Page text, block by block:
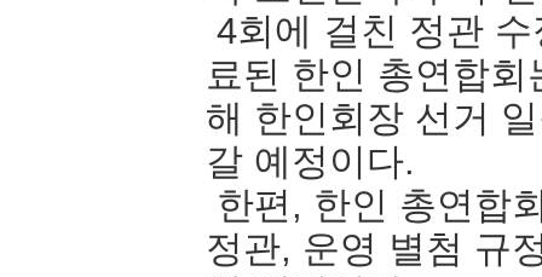
4회에 걸친 정관
료된 한인 총연합
해 한인회장 선거
갈 예정이다.
한편, 한인 총연합
정관, 운영 별첨 규